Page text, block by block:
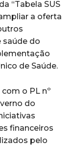
“Tabela SUS
a oferta
saúde do
de Saúde.
o PL nº
do
financeiros
pelo